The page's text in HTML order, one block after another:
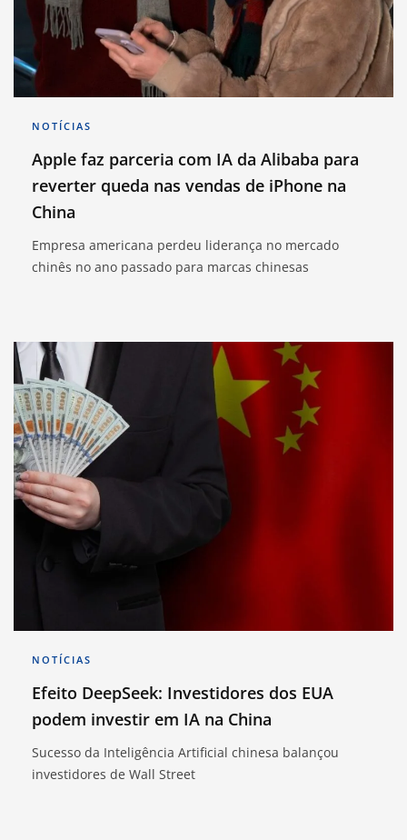
NOTÍCIAS
Apple faz parceria com IA da Alibaba para
reverter queda nas vendas de iPhone na
China
Empresa americana perdeu liderança no mercado
chinês no ano passado para marcas chinesas
NOTÍCIAS
Efeito DeepSeek: Investidores dos EUA
podem investir em IA na China
Sucesso da Inteligência Artificial chinesa balançou
investidores de Wall Street